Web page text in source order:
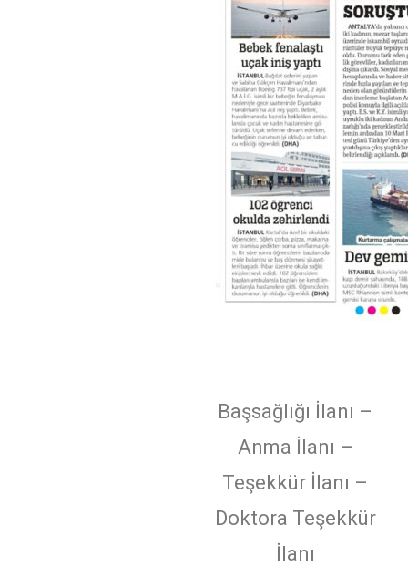
Başsağlığı İlanı –
Anma İlanı –
Teşekkür İlanı –
Doktora Teşekkür
İlanı